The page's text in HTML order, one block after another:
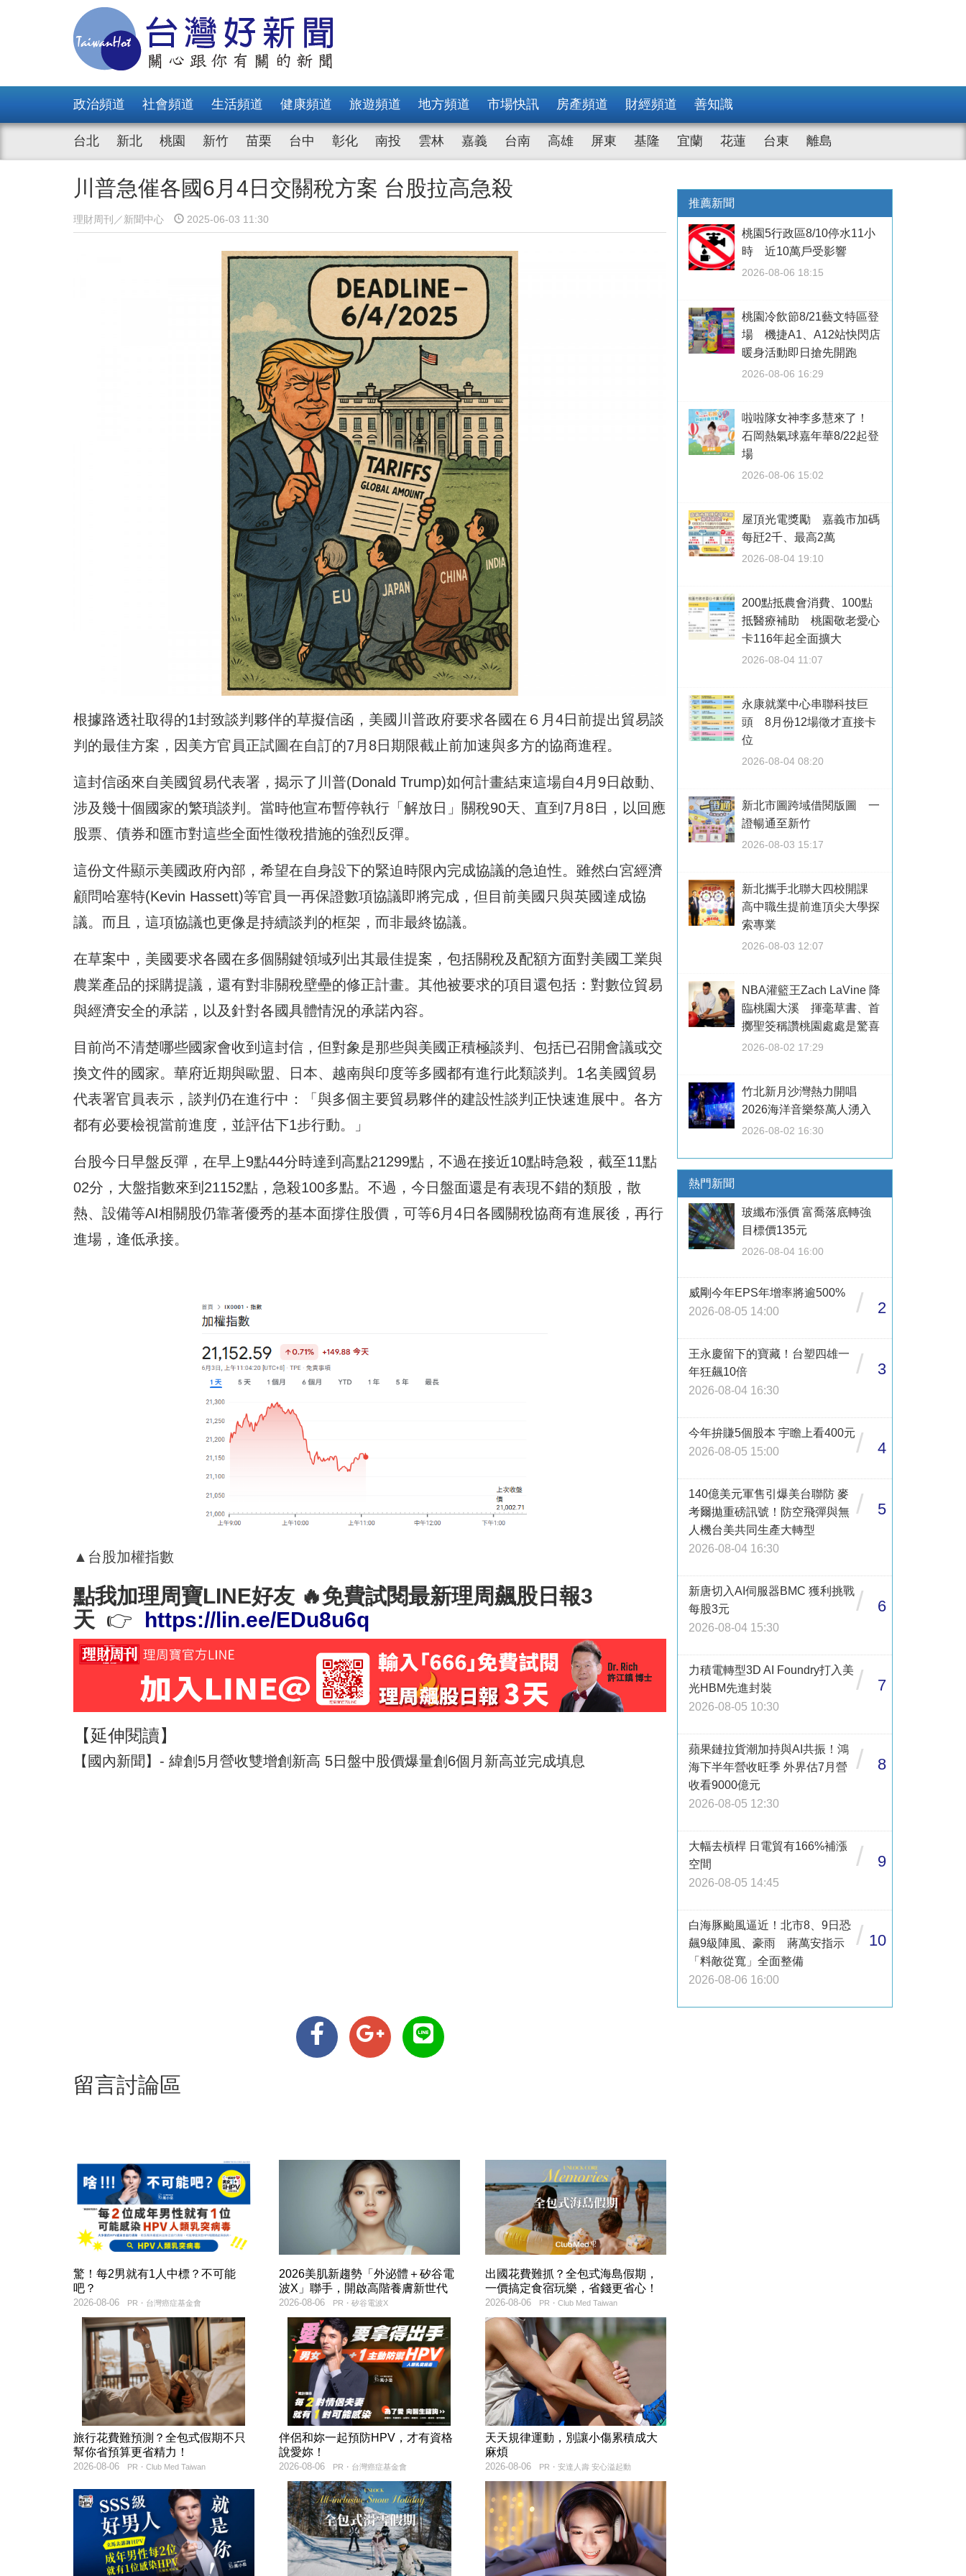
政治頻道 社會頻道 生活頻道 健康頻道 旅遊頻道 地方頻道 市場快訊 房產頻道 財經頻道 善知識
台北 新北 桃園 新竹 苗栗 台中 彰化 南投 雲林 嘉義 台南 高雄 屏東 基隆 宜蘭 花蓮 台東 離島
川普急催各國6月4日交關稅方案 台股拉高急殺
理財周刊／新聞中心 2025-06-03 11:30
根據路透社取得的1封致談判夥伴的草擬信函，美國川普政府要求各國在６月4日前提出貿易談
判的最佳方案，因美方官員正試圖在自訂的7月8日期限截止前加速與多方的協商進程。
這封信函來自美國貿易代表署，揭示了川普(Donald Trump)如何計畫結束這場自4月9日啟動、
涉及幾十個國家的繁瑣談判。當時他宣布暫停執行「解放日」關稅90天、直到7月8日，以回應
股票、債券和匯市對這些全面性徵稅措施的強烈反彈。
這份文件顯示美國政府內部，希望在自身設下的緊迫時限內完成協議的急迫性。雖然白宮經濟
顧問哈塞特(Kevin Hassett)等官員一再保證數項協議即將完成，但目前美國只與英國達成協
議。而且，這項協議也更像是持續談判的框架，而非最終協議。
在草案中，美國要求各國在多個關鍵領域列出其最佳提案，包括關稅及配額方面對美國工業與
農業產品的採購提議，還有對非關稅壁壘的修正計畫。其他被要求的項目還包括：對數位貿易
與經濟安全的承諾，以及針對各國具體情況的承諾內容。
目前尚不清楚哪些國家會收到這封信，但對象是那些與美國正積極談判、包括已召開會議或交
換文件的國家。華府近期與歐盟、日本、越南與印度等多國都有進行此類談判。1名美國貿易
代表署官員表示，談判仍在進行中：「與多個主要貿易夥伴的建設性談判正快速進展中。各方
都有必要檢視當前進度，並評估下1步行動。」
台股今日早盤反彈，在早上9點44分時達到高點21299點，不過在接近10點時急殺，截至11點
02分，大盤指數來到21152點，急殺100多點。不過，今日盤面還是有表現不錯的類股，散
熱、設備等AI相關股仍靠著優秀的基本面撐住股價，可等6月4日各國關稅協商有進展後，再行
進場，逢低承接。
▲台股加權指數
點我加理周寶LINE好友 🔥免費試閱最新理周飆股日報3
天 👉 https://lin.ee/EDu8u6q
【延伸閱讀】
【國內新聞】- 緯創5月營收雙增創新高 5日盤中股價爆量創6個月新高並完成填息
留言討論區
驚！每2男就有1人中標？不可能
吧？
PR・台灣癌症基金會
2026-08-06
2026美肌新趨勢「外泌體＋矽谷電
波X」聯手，開啟高階養膚新世代
PR・矽谷電波X
2026-08-06
出國花費難抓？全包式海島假期，
一價搞定食宿玩樂，省錢更省心！
PR・Club Med Taiwan
2026-08-06
旅行花費難預測？全包式假期不只
幫你省預算更省精力！
PR・Club Med Taiwan
2026-08-06
伴侶和妳一起預防HPV，才有資格
說愛妳！
PR・台灣癌症基金會
2026-08-06
天天規律運動，別讓小傷累積成大
麻煩
PR・安達人壽 安心溢起動
2026-08-06
推薦新聞
桃園5行政區8/10停水11小
時 近10萬戶受影響
2026-08-06 18:15
桃園冷飲節8/21藝文特區登
場 機捷A1、A12站快閃店
暖身活動即日搶先開跑
2026-08-06 16:29
啦啦隊女神李多慧來了！
石岡熱氣球嘉年華8/22起登
場
2026-08-06 15:02
屋頂光電獎勵 嘉義市加碼
每瓩2千、最高2萬
2026-08-04 19:10
200點抵農會消費、100點
抵醫療補助 桃園敬老愛心
卡116年起全面擴大
2026-08-04 11:07
永康就業中心串聯科技巨
頭 8月份12場徵才直接卡
位
2026-08-04 08:20
新北市圖跨域借閱版圖 一
證暢通至新竹
2026-08-03 15:17
新北攜手北聯大四校開課
高中職生提前進頂尖大學探
索專業
2026-08-03 12:07
NBA灌籃王Zach LaVine 降
臨桃園大溪 揮毫草書、首
擲聖筊稱讚桃園處處是驚喜
2026-08-02 17:29
竹北新月沙灣熱力開唱
2026海洋音樂祭萬人湧入
2026-08-02 16:30
熱門新聞
玻纖布漲價 富喬落底轉強
目標價135元
2026-08-04 16:00
威剛今年EPS年增率將逾500%
2026-08-05 14:00
/ 2
王永慶留下的寶藏！台塑四雄一
年狂飆10倍
2026-08-04 16:30
/ 3
今年拚賺5個股本 宇瞻上看400元
2026-08-05 15:00
/ 4
140億美元軍售引爆美台聯防 麥
考爾拋重磅訊號！防空飛彈與無
人機台美共同生產大轉型
2026-08-04 16:30
/ 5
新唐切入AI伺服器BMC 獲利挑戰
每股3元
2026-08-04 15:30
/ 6
力積電轉型3D AI Foundry打入美
光HBM先進封裝
2026-08-05 10:30
/ 7
蘋果鏈拉貨潮加持與AI共振！鴻
海下半年營收旺季 外界估7月營
收看9000億元
2026-08-05 12:30
/ 8
大幅去槓桿 日電貿有166%補漲
空間
2026-08-05 14:45
/ 9
白海豚颱風逼近！北市8、9日恐
飆9級陣風、豪雨 蔣萬安指示
「料敵從寬」全面整備
2026-08-06 16:00
/ 10